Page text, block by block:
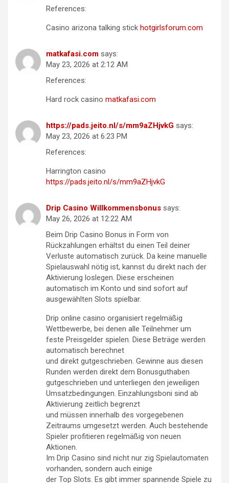
References:
Casino arizona talking stick hotgirlsforum.com
matkafasi.com says:
May 23, 2026 at 2:12 AM
References:
Hard rock casino matkafasi.com
https://pads.jeito.nl/s/mm9aZHjvkG says:
May 23, 2026 at 6:23 PM
References:
Harrington casino
https://pads.jeito.nl/s/mm9aZHjvkG
Drip Casino Willkommensbonus says:
May 26, 2026 at 12:22 AM
Beim Drip Casino Bonus in Form von
Rückzahlungen erhältst du einen Teil deiner
Verluste automatisch zurück. Da keine manuelle
Spielauswahl nötig ist, kannst du direkt nach der
Aktivierung loslegen. Diese erscheinen
automatisch im Konto und sind sofort auf
ausgewählten Slots spielbar.
Drip online casino organisiert regelmäßig
Wettbewerbe, bei denen alle Teilnehmer um
feste Preisgelder spielen. Diese Beträge werden
automatisch berechnet
und direkt gutgeschrieben. Gewinne aus diesen
Runden werden direkt dem Bonusguthaben
gutgeschrieben und unterliegen den jeweiligen
Umsatzbedingungen. Einzahlungsboni sind ab
Aktivierung zeitlich begrenzt
und müssen innerhalb des vorgegebenen
Zeitraums umgesetzt werden. Auch bestehende
Spieler profitieren regelmäßig von neuen
Aktionen.
Im Drip Casino sind nicht nur zig Spielautomaten
vorhanden, sondern auch einige
der Top Slots. Es gibt immer spannende Spiele zu